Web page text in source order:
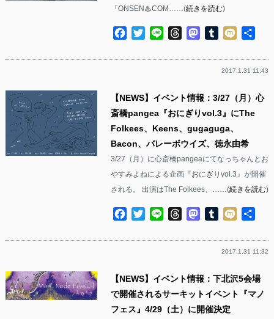
『ONSEN♨︎COM……(続きを読む)
Facebook
TwitterLine ThreadsMastodon
Tumblr
Mixi
2017.1.31 11:43
【NEWS】イベント情報：3/27（月）心
斎橋pangea『おにぎりvol.3』にThe
Folkees、Keens、gugaguga、
Bacon、バレーボウイズ、徳永由希
3/27（月）に心斎橋pangeaにてなっちゃんとお
やすみよねによる企画『おにぎりvol.3』が開催
される。 出演はThe Folkees、……(続きを読む)
Facebook
TwitterLine ThreadsMastodon
Tumblr
Mixi
2017.1.31 11:32
【NEWS】イベント情報：下北沢5会場
で開催されるサーキットイベント『マノ
フェス』4/29（土）に開催決定